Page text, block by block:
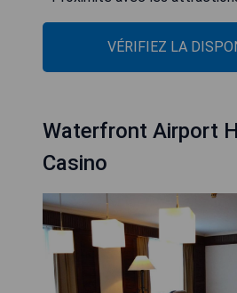
VÉRIFIEZ LA
Waterfront Airport
Casino